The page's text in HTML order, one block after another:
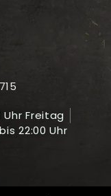
Freitag
22:00 Uhr